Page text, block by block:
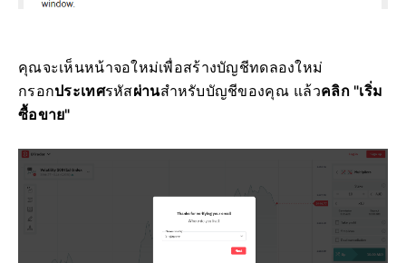
คุณจะเห็นหน้าจอใหม่เพื่อสร้างบัญชีทดลองใหม่
กรอกประเทศรหัสผ่านสำหรับบัญชีของคุณ แล้วคลิก "เริ่ม
ซื้อขาย"